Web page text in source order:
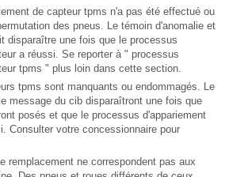
de capteur tpms n'a pas été effectué ou
des pneus. Le témoin d'anomalie et
disparaître une fois que le processus
a réussi. Se reporter à " processus
tpms " plus loin dans cette section.
tpms sont manquants ou endommagés. Le
message du cib disparaîtront une fois que
posés et que le processus d'appariement
Consulter votre concessionnaire pour
remplacement ne correspondent pas aux